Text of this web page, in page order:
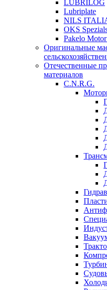
LUBRILOG
Lubriplate
NILS
OKS
Pakelo
Оригинальные
Отечественные
материалов
C.N.R.G.